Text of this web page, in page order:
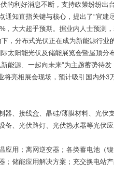
的利好消息不断，支持政策纷纷出
知直指关键与核心，提出了“宜建
，大大超乎预期。据业内人士预测
，分布式光伏正在成为新能源行业的
太阳能光伏及储能展览会暨屋顶分
能源、一起向未来”为主题蓄势待
亮相展会现场，预计吸引国内外3
、接线盒、晶硅/薄膜材料、光伏
、光伏路灯、光伏热水器等光伏应
用；离网逆变器；各类蓄电池（
；储能应用解决方案；充交换电站